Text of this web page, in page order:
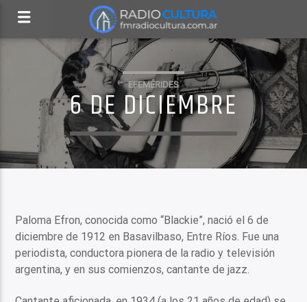
EFEMÉRIDES
6 DE DICIEMBRE
Paloma Efron, conocida como “Blackie”, nació el 6 de
diciembre de 1912 en Basavilbaso, Entre Ríos. Fue una
periodista, conductora pionera de la radio y televisión
argentina, y en sus comienzos, cantante de jazz.